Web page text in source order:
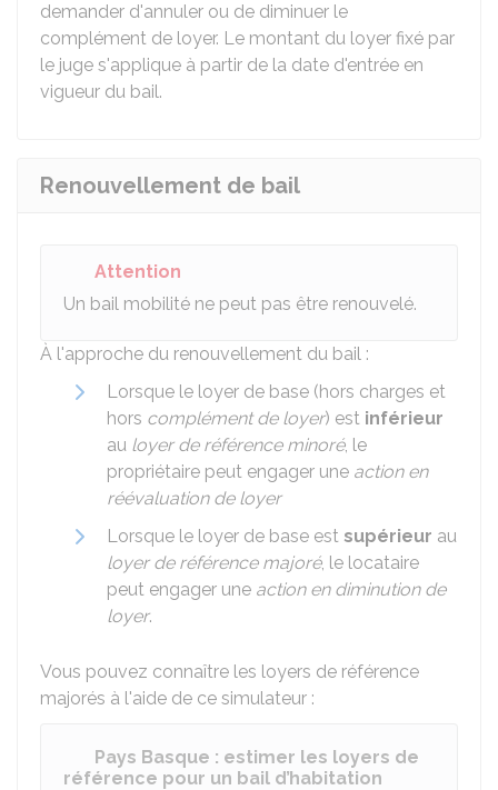
demander d'annuler ou de diminuer le
complément de loyer. Le montant du loyer fixé par
le juge s'applique à partir de la date d'entrée en
vigueur du bail.
Renouvellement de bail
Attention
Un bail mobilité ne peut pas être renouvelé.
À l'approche du renouvellement du bail :
Lorsque le loyer de base (hors charges et
hors complément de loyer) est inférieur
au loyer de référence minoré, le
propriétaire peut engager une action en
réévaluation de loyer
Lorsque le loyer de base est supérieur au
loyer de référence majoré, le locataire
peut engager une action en diminution de
loyer.
Vous pouvez connaître les loyers de référence
majorés à l'aide de ce simulateur :
Pays Basque : estimer les loyers de
référence pour un bail d’habitation